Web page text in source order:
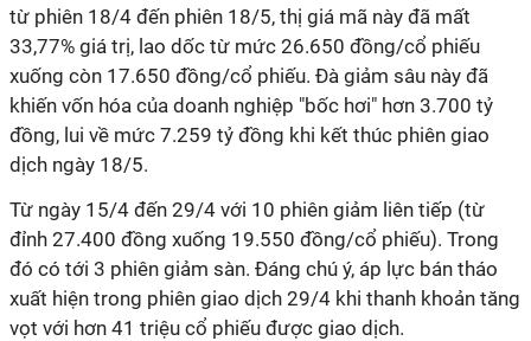
từ phiên 18/4 đến phiên 18/5, thị giá mã này đã mất
33,77% giá trị, lao dốc từ mức 26.650 đồng/cổ phiếu
xuống còn 17.650 đồng/cổ phiếu. Đà giảm sâu này đã
khiến vốn hóa của doanh nghiệp "bốc hơi" hơn 3.700 tỷ
đồng, lui về mức 7.259 tỷ đồng khi kết thúc phiên giao
dịch ngày 18/5.
Từ ngày 15/4 đến 29/4 với 10 phiên giảm liên tiếp (từ
đỉnh 27.400 đồng xuống 19.550 đồng/cổ phiếu). Trong
đó có tới 3 phiên giảm sàn. Đáng chú ý, áp lực bán tháo
xuất hiện trong phiên giao dịch 29/4 khi thanh khoản tăng
vọt với hơn 41 triệu cổ phiếu được giao dịch.